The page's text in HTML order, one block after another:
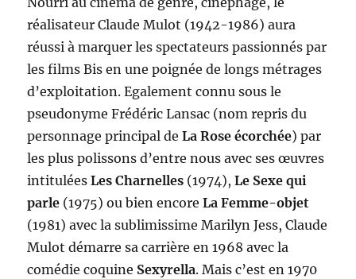
réalisateur Claude Mulot (1942-1986) aura
réussi à marquer les spectateurs passionnés par
les films Bis en une poignée de longs métrages
d’exploitation. Egalement connu sous le
pseudonyme Frédéric Lansac (nom repris du
personnage principal deLa Rose écorchée) par
les plus polissons d’entre nous avec ses œuvres
intituléesLes Charnelles (1974),Le Sexe qui
parle (1975) ou bien encoreLa Femme-objet
(1981) avec la sublimissime Marilyn Jess, Claude
Mulot démarre sa carrière en 1968 avec la
comédie coquine Sexyrella. Mais c’est en 1970